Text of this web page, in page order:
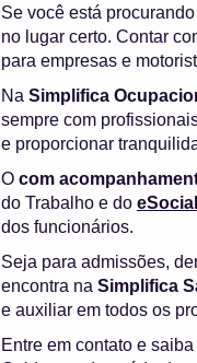
Se você está
no lugar certo. Contar
para empresas e
Na Simplifica
sempre com
e proporcionar
O com
do Trabalho e do eSocial
dos funcionários.
Seja para admissões,
encontra na Simplifica
e auxiliar em todos os
Entre em contato e